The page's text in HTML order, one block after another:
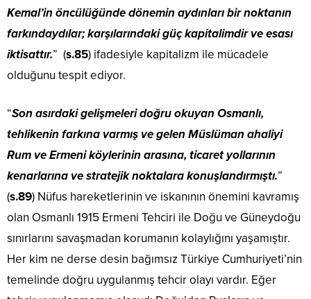
Kemal’in öncülüğünde dönemin aydınları bir noktanın
farkındaydılar; karşılarındaki güç kapitalimdir ve esası
iktisattır.” (s.85) ifadesiyle kapitalizm ile mücadele
olduğunu tespit ediyor.
“Son asırdaki gelişmeleri doğru okuyan Osmanlı,
tehlikenin farkına varmış ve gelen Müslüman ahaliyi
Rum ve Ermeni köylerinin arasına, ticaret yollarının
kenarlarına ve stratejik noktalara konuşlandırmıştı.”
(s.89) Nüfus hareketlerinin ve iskanının önemini kavramış
olan Osmanlı 1915 Ermeni Tehciri ile Doğu ve Güneydoğu
sınırlarını savaşmadan korumanın kolaylığını yaşamıştır.
Her kim ne derse desin bağımsız Türkiye Cumhuriyeti’nin
temelinde doğru uygulanmış tehcir olayı vardır. Eğer